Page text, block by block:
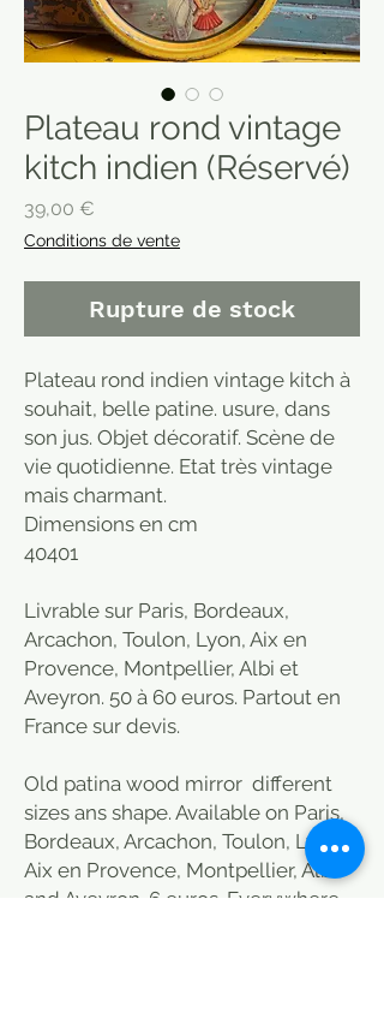
Plateau rond vintage
kitch indien (Réservé)
39,00 €
Conditions de vente
Rupture de stock
Plateau rond indien vintage kitch à
souhait, belle patine. usure, dans
son jus. Objet décoratif. Scène de
vie quotidienne. Etat très vintage
mais charmant.
Dimensions en cm
40401
Livrable sur Paris, Bordeaux,
Arcachon, Toulon, Lyon, Aix en
Provence, Montpellier, Albi et
Aveyron. 50 à 60 euros. Partout en
France sur devis.
Old patina wood mirror different
sizes ans shape. Available on Paris,
Bordeaux, Arcachon, Toulon, Lyon,
Aix en Provence, Montpellier, Albi
and Aveyron. 6 euros. Everywhere